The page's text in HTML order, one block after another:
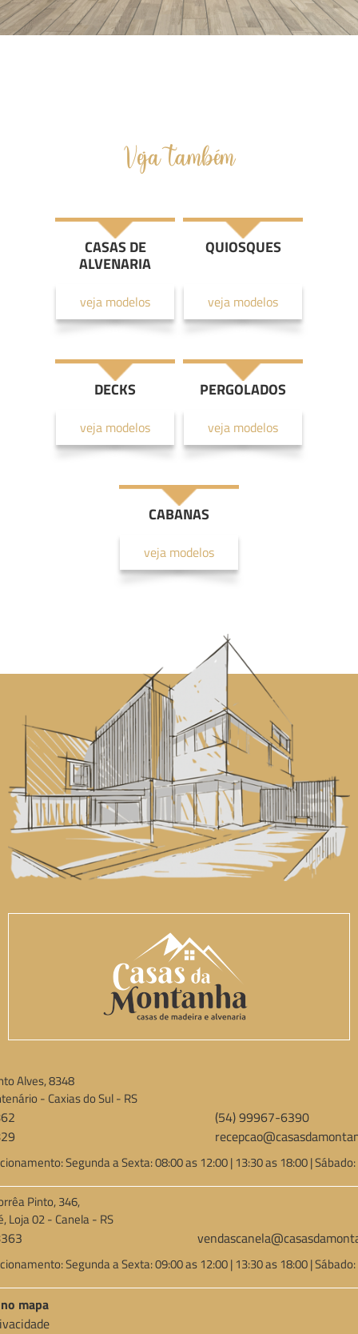
Veja também
CASAS DE
ALVENARIA
veja modelos
QUIOSQUES
veja modelos
DECKS
veja modelos
PERGOLADOS
veja modelos
CABANAS
veja modelos
Alves, 8348
- Caxias do Sul - RS
(54) 99967-6390
Segunda a Sexta: 08:00 as 12:00 | 13:30 as 18:00 |
Pinto, 346,
Loja 02 - Canela - RS
Segunda a Sexta: 09:00 as 12:00 | 13:30 as 18:00 |
mapa